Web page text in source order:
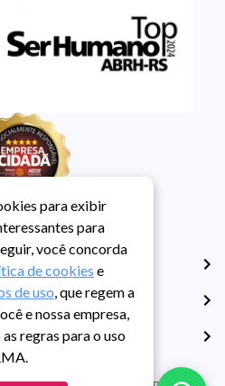
para exibir
para
você concorda
de cookies e
de uso, que regem a
e nossa empresa,
regras para o uso